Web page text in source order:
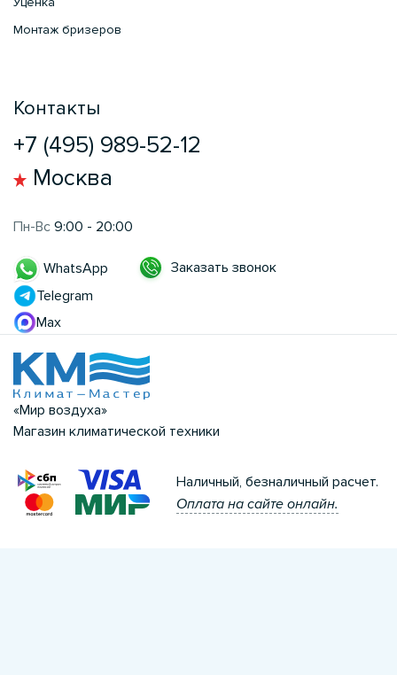
Монтаж бризеров
Контакты
+7 (495) 989-52-12
Москва
Пн-Вс 9:00 - 20:00
WhatsApp
Telegram
Max
Заказать звонок
«Мир воздуха»
Магазин климатической техники
Наличный, безналичный расчет.
Оплата на сайте онлайн.